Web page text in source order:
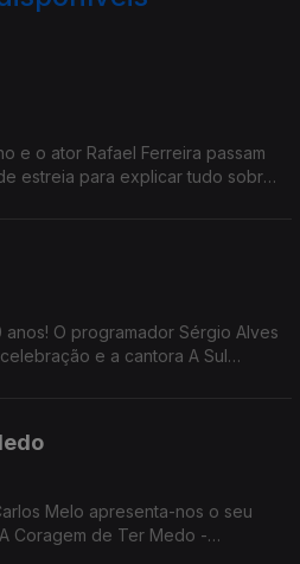
e o ator Rafael Ferreira passam
estreia para explicar tudo sobre
O programador Sérgio Alves
e a cantora A Sul
Melo apresenta-nos o seu
Coragem de Ter Medo -